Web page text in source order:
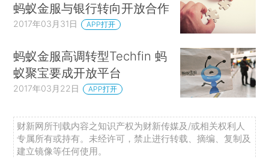
蚂蚁金服与银行转向开放合作
2017年03月31日 APP打开
蚂蚁金服高调转型Techfin 蚂
蚁聚宝要成开放平台
2017年03月22日 APP打开
财新网所刊载内容之知识产权为财新传媒及/或相关权利人
专属所有或持有。未经许可，禁止进行转载、摘编、复制及
建立镜像等任何使用。